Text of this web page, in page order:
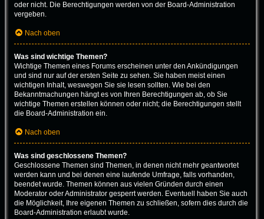
oder nicht. Die Berechtigungen werden von der Board-Administration
vergeben.
Nach oben
Was sind wichtige Themen?
Wichtige Themen eines Forums erscheinen unter den Ankündigungen
und sind nur auf der ersten Seite zu sehen. Sie haben meist einen
wichtigen Inhalt, weswegen Sie sie lesen sollten. Wie bei den
Bekanntmachungen hängt es von Ihren Berechtigungen ab, ob Sie
wichtige Themen erstellen können oder nicht; die Berechtigungen stellt
die Board-Administration ein.
Nach oben
Was sind geschlossene Themen?
Geschlossene Themen sind Themen, in denen nicht mehr geantwortet
werden kann und bei denen eine laufende Umfrage, falls vorhanden,
beendet wurde. Themen können aus vielen Gründen durch einen
Moderator oder Administrator gesperrt werden. Eventuell haben Sie auch
die Möglichkeit, Ihre eigenen Themen zu schließen, sofern dies durch die
Board-Administration erlaubt wurde.